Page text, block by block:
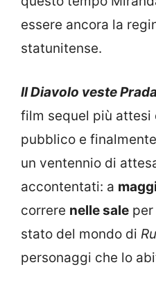
essere ancora la
statunitense.
Il Diavolo veste
film sequel più attesi
pubblico e
un ventennio di
accontentati: a
correre nelle sale
stato del mondo di
personaggi che lo